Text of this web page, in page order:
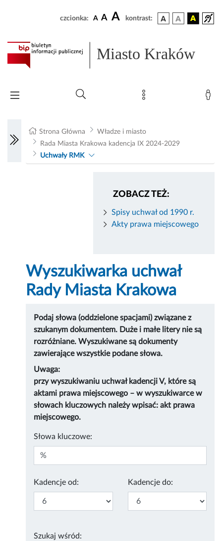
czcionka: A A A kontrast:
Miasto Kraków
Strona Główna
Władze i miasto
Rada Miasta Krakowa kadencja IX 2024-2029
Uchwały RMK
ZOBACZ TEŻ:
Spisy uchwał od 1990 r.
Akty prawa miejscowego
Wyszukiwarka uchwał
Rady Miasta Krakowa
Podaj słowa (oddzielone spacjami) związane z
szukanym dokumentem. Duże i małe litery nie są
rozróżniane. Wyszukiwane są dokumenty
zawierające wszystkie podane słowa.
Uwaga:
przy wyszukiwaniu uchwał kadencji V, które są
aktami prawa miejscowego – w wyszukiwarce w
słowach kluczowych należy wpisać: akt prawa
miejscowego.
Słowa kluczowe:
Kadencje od: Kadencje do:
Szukaj wśród: